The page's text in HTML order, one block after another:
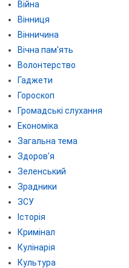
Війна
Вінниця
Вінничина
Вічна пам'ять
Волонтерство
Гаджети
Гороскоп
Громадські слухання
Економіка
Загальна тема
Здоров'я
Зеленський
Зрадники
ЗСУ
Історія
Кримінал
Кулінарія
Культура